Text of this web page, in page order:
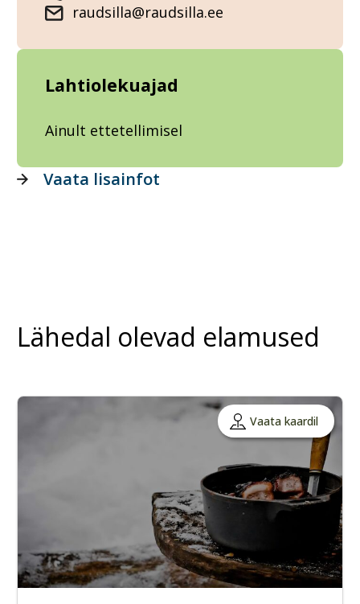
raudsilla@raudsilla.ee
Lahtiolekuajad
Ainult ettetellimisel
Vaata lisainfot
Lähedal olevad elamused
Vaata kaardil